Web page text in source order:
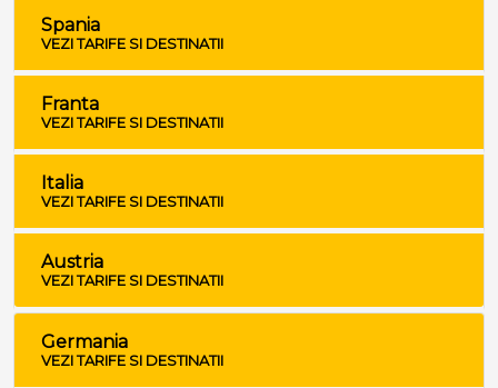
Spania
VEZI TARIFE SI DESTINATII
Franta
VEZI TARIFE SI DESTINATII
Italia
VEZI TARIFE SI DESTINATII
Austria
VEZI TARIFE SI DESTINATII
Germania
VEZI TARIFE SI DESTINATII